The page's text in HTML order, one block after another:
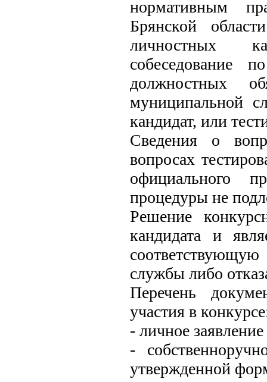
нормативным
Брянской
личностных
собеседование
должностных
муниципальной
кандидат, или
Сведения о
вопросах
официального
процедуры не
Решение
кандидата и
службы либо
Перечень
участия в
- личное
-
утвержденной